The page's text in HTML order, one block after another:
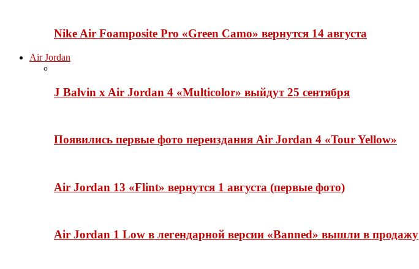
Nike Air Foamposite Pro «Green Camo» вернутся 14 августа
Air Jordan
J Balvin x Air Jordan 4 «Multicolor» выйдут 25 сентября
Появились первые фото переиздания Air Jordan 4 «Tour Yellow»
Air Jordan 13 «Flint» вернутся 1 августа (первые фото)
Air Jordan 1 Low в легендарной версии «Banned» вышли в продажу